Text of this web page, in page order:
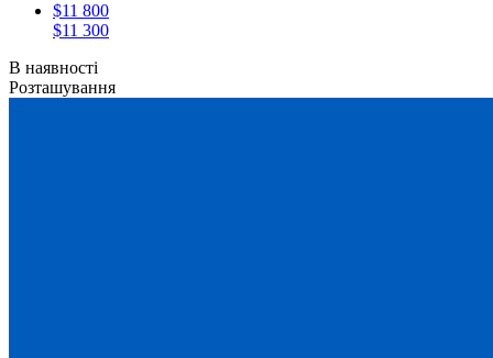
$11 800
$11 300
В наявності
Розташування